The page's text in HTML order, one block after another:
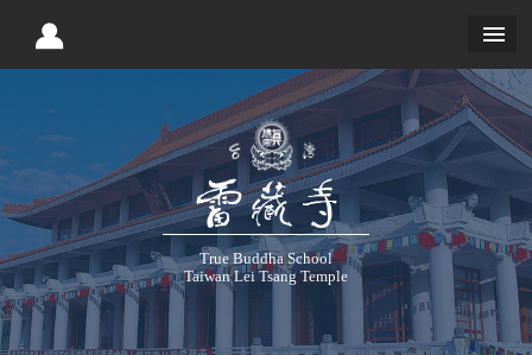
True Buddha School
Taiwan Lei Tsang Temple